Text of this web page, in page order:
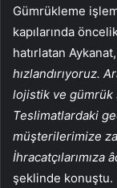
Gümrükleme
kapılarında
hatırlatan Aykanat,
hızlandırıyoruz.
lojistik ve gümrük
Teslimatlardaki
müşterilerimize
şeklinde konuştu.